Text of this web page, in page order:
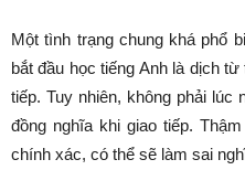
Một tình trạng chung khá phổ
bắt đầu học tiếng Anh là dịch
tiếp. Tuy nhiên, không phải
đồng nghĩa khi giao tiếp.
chính xác, có thể sẽ làm sai